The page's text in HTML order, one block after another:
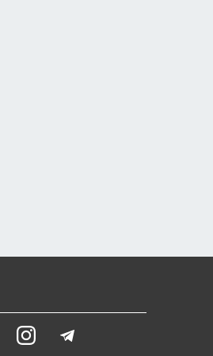
YoutubeInstagram